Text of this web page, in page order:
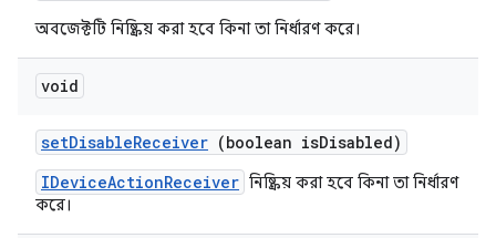
অবজেক্টটি নিষ্ক্রিয় করা হবে কিনা তা নির্ধারণ করে।
void
setDisableReceiver (boolean isDisabled)
IDeviceActionReceiver নিষ্ক্রিয় করা হবে কিনা তা নির্ধারণ
করে।